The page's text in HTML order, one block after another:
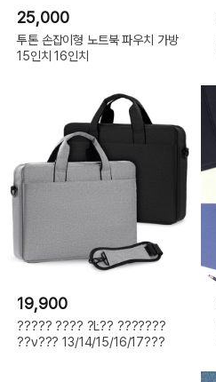
25,000
투톤 손잡이형 노트북 파우치 가방
15인치 16인치
19,900
????? ???? ?Ŀ?? ???????
??ν??? 13/14/15/16/17???